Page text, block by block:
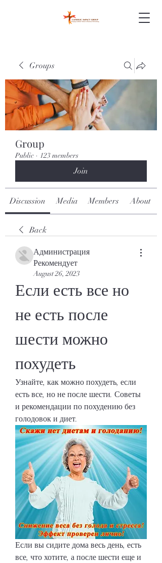
Groups
Group
Public · 123 members
Join
Discussion Media Members About
Back
Администрация
Рекомендует
August 26, 2023
Если есть все но
не есть после
шести можно
похудеть
Узнайте, как можно похудеть, если
есть все, но не после шести. Советы
и рекомендации по похудению без
голодовок и диет.
Если вы сидите дома весь день, есть
все, что хотите, а после шести еще и